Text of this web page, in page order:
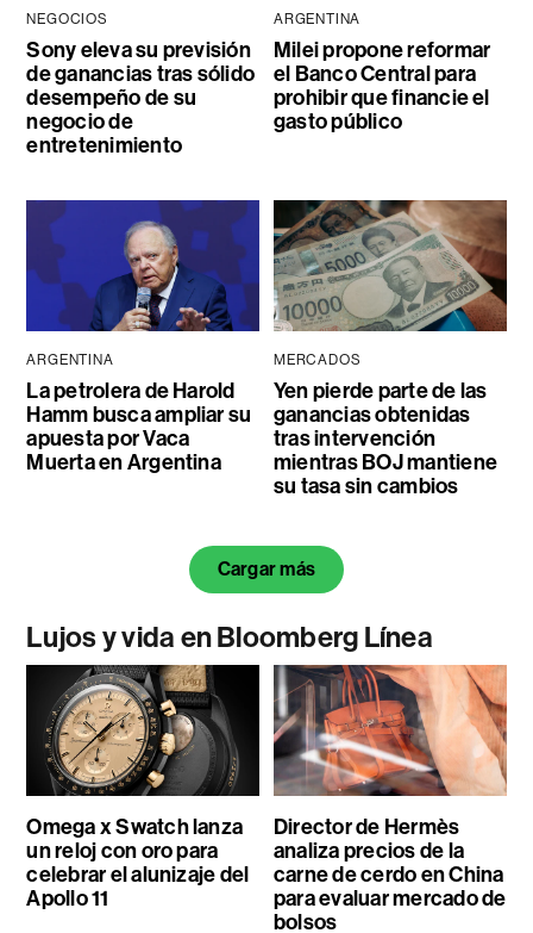
NEGOCIOS
Sony eleva su previsión
de ganancias tras sólido
desempeño de su
negocio de
entretenimiento
ARGENTINA
Milei propone reformar
el Banco Central para
prohibir que financie el
gasto público
ARGENTINA
La petrolera de Harold
Hamm busca ampliar su
apuesta por Vaca
Muerta en Argentina
MERCADOS
Yen pierde parte de las
ganancias obtenidas
tras intervención
mientras BOJ mantiene
su tasa sin cambios
Cargar más
Lujos y vida en Bloomberg Línea
Omega x Swatch lanza
un reloj con oro para
celebrar el alunizaje del
Apollo 11
Director de Hermès
analiza precios de la
carne de cerdo en China
para evaluar mercado de
bolsos